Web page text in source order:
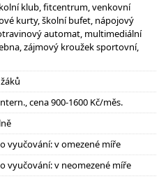
klub, fitcentrum, venkovní
kurty, školní bufet, nápojový
automat, multimediální
zájmový kroužek sportovní,
cena 900-1600 Kč/měs.
vyučování: v omezené míře
vyučování: v neomezené míře